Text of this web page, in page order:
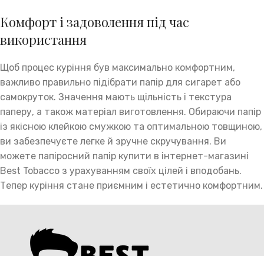
Комфорт і задоволення під час
використання
Щоб процес куріння був максимально комфортним,
важливо правильно підібрати папір для сигарет або
самокруток. Значення мають щільність і текстура
паперу, а також матеріал виготовлення. Обираючи папір
із якісною клейкою смужкою та оптимальною товщиною,
ви забезпечуєте легке й зручне скручування. Ви
можете папіросний папір купити в інтернет-магазині
Best Tobacco з урахуванням своїх цілей і вподобань.
Тепер куріння стане приємним і естетично комфортним.